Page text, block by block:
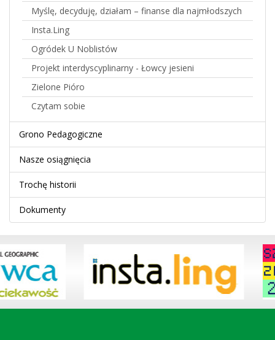
Myślę, decyduję, działam – finanse dla najmłodszych
Insta.Ling
Ogródek U Noblistów
Projekt interdyscyplinarny - Łowcy jesieni
Zielone Pióro
Czytam sobie
Grono Pedagogiczne
Nasze osiągnięcia
Trochę historii
Dokumenty